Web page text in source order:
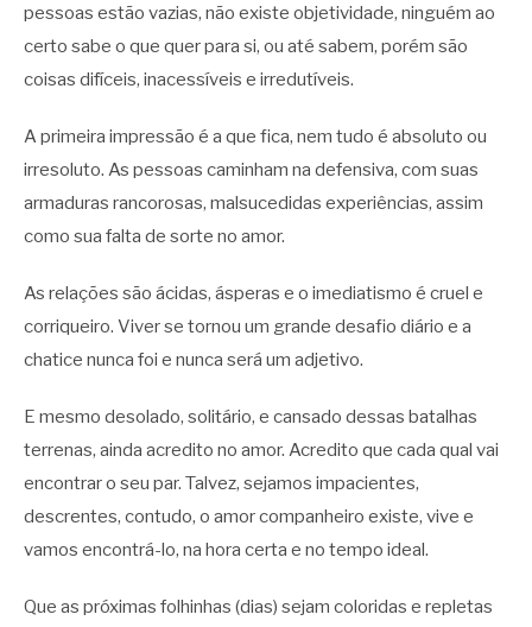
pessoas estão vazias, não existe objetividade, ninguém ao
certo sabe o que quer para si, ou até sabem, porém são
coisas difíceis, inacessíveis e irredutíveis.
A primeira impressão é a que fica, nem tudo é absoluto ou
irresoluto. As pessoas caminham na defensiva, com suas
armaduras rancorosas, malsucedidas experiências, assim
como sua falta de sorte no amor.
As relações são ácidas, ásperas e o imediatismo é cruel e
corriqueiro. Viver se tornou um grande desafio diário e a
chatice nunca foi e nunca será um adjetivo.
E mesmo desolado, solitário, e cansado dessas batalhas
terrenas, ainda acredito no amor. Acredito que cada qual vai
encontrar o seu par. Talvez, sejamos impacientes,
descrentes, contudo, o amor companheiro existe, vive e
vamos encontrá-lo, na hora certa e no tempo ideal.
Que as próximas folhinhas (dias) sejam coloridas e repletas